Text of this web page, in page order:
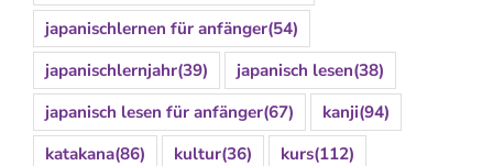
japanischlernen für anfänger(54)
japanischlernjahr(39) japanisch lesen(38)
japanisch lesen für anfänger(67) kanji(94)
katakana(86) kultur(36) kurs(112)